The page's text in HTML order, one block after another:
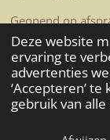
Deze website
ervaring te
advertenties
‘Accepteren’
gebruik van alle
Geopend op
10-12.30 uur
© 2023-2026
Powered by